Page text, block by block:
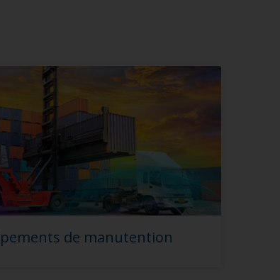
de manutention